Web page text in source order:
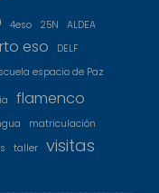
4eso 25N
ALDEA
eso
DELF
espacio de Paz
flamenco
matriculación
taller visitas